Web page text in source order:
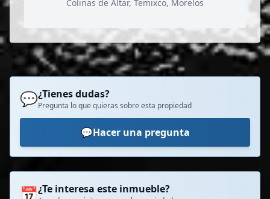
Colinas de Altar, Temixco, Morelos
💬¿Tienes dudas?
Pregunta lo que quieras sobre esta propiedad
💬Hacer una pregunta
📅¿Te interesa este inmueble?